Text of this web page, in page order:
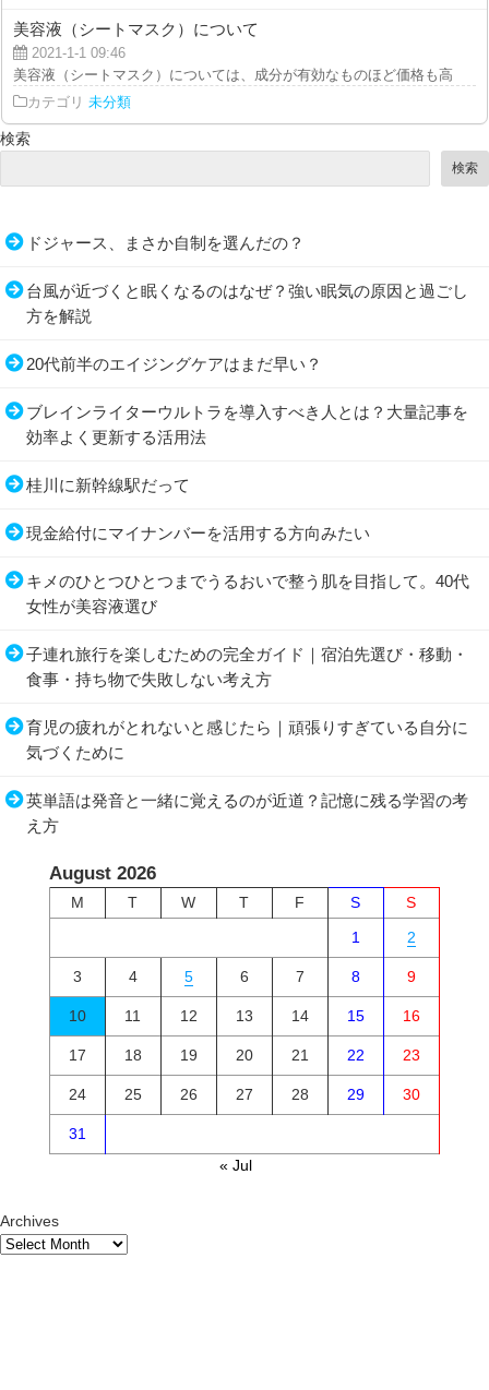
美容液（シートマスク）について
2021-1-1 09:46
美容液（シートマスク）については、成分が有効なものほど価格も高くな
カテゴリ 未分類
検索
検索
ドジャース、まさか自制を選んだの？
台風が近づくと眠くなるのはなぜ？強い眠気の原因と過ごし
方を解説
20代前半のエイジングケアはまだ早い？
ブレインライターウルトラを導入すべき人とは？大量記事を
効率よく更新する活用法
桂川に新幹線駅だって
現金給付にマイナンバーを活用する方向みたい
キメのひとつひとつまでうるおいで整う肌を目指して。40代
女性が美容液選び
子連れ旅行を楽しむための完全ガイド｜宿泊先選び・移動・
食事・持ち物で失敗しない考え方
育児の疲れがとれないと感じたら｜頑張りすぎている自分に
気づくために
英単語は発音と一緒に覚えるのが近道？記憶に残る学習の考
え方
August 2026
M T W T F S
S
1
2
3 4 5 6 7 8 9
10 11 12 13 14 15 16
17 18 19 20 21 22 23
24 25 26 27 28 29 30
31
« Jul
Archives